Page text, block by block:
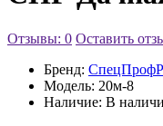
Отзывы: 0 Оставить
Бренд:
Модель: 20м-8
Наличие: В